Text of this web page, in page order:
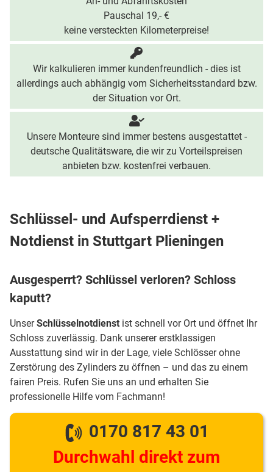
Pauschal 19,- €
keine versteckten Kilometerpreise!
Wir kalkulieren immer kundenfreundlich - dies ist
allerdings auch abhängig vom Sicherheitsstandard bzw.
der Situation vor Ort.
Unsere Monteure sind immer bestens ausgestattet -
deutsche Qualitätsware, die wir zu Vorteilspreisen
anbieten bzw. kostenfrei verbauen.
Schlüssel- und Aufsperrdienst +
Notdienst in Stuttgart Plieningen
Ausgesperrt? Schlüssel verloren? Schloss
kaputt?
UnserSchlüsselnotdienst ist schnell vor Ort und öffnet Ihr
Schloss zuverlässig. Dank unserer erstklassigen
Ausstattung sind wir in der Lage, viele Schlösser ohne
Zerstörung des Zylinders zu öffnen – und das zu einem
fairen Preis. Rufen Sie uns an und erhalten Sie
professionelle Hilfe vom Fachmann!
0170 817 43 01
Durchwahl direkt zum